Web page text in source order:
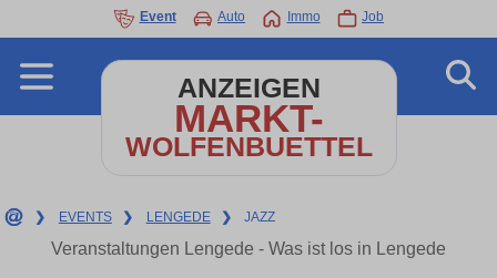
Event Auto Immo Job
ANZEIGEN
MARKT-
WOLFENBUETTEL
❯ EVENTS ❯ LENGEDE ❯ JAZZ
Veranstaltungen Lengede - Was ist los in Lengede